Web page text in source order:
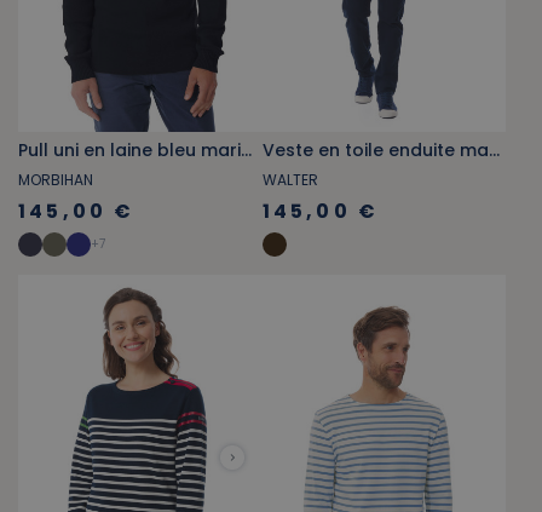
Pull uni en laine bleu marine
MORBIHAN
145,00 €
+7
Veste en toile enduite marron
WALTER
145,00 €